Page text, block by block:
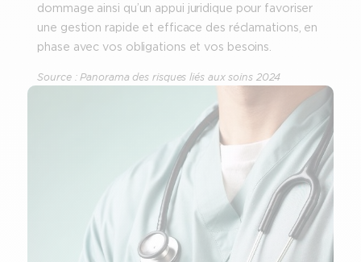
dommage ainsi qu’un appui juridique pour favoriser
une gestion rapide et efficace des réclamations, en
phase avec vos obligations et vos besoins.
Source : Panorama des risques liés aux soins 2024